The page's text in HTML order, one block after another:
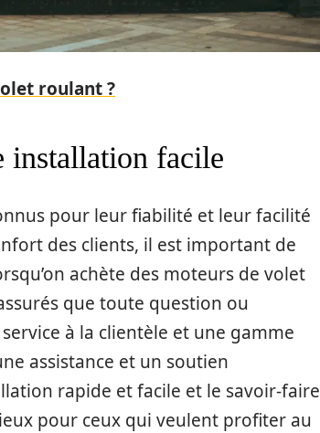
roulant ?
installation facile
pour leur fiabilité et leur facilité
des clients, il est important de
achète des moteurs de volet
que toute question ou
à la clientèle et une gamme
assistance et un soutien
rapide et facile et le savoir-faire
pour ceux qui veulent profiter au